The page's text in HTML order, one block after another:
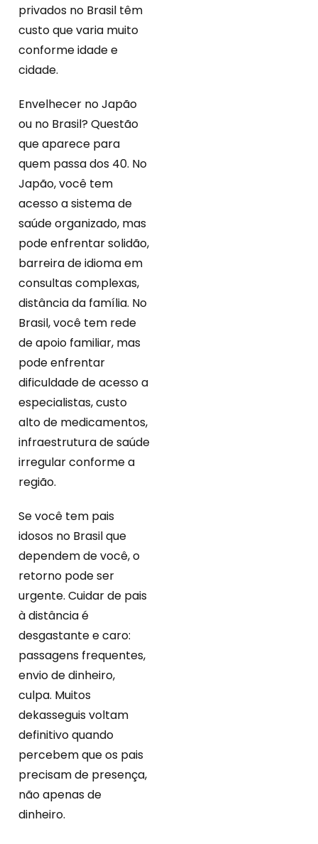
privados no Brasil têm
custo que varia muito
conforme idade e
cidade.
Envelhecer no Japão
ou no Brasil? Questão
que aparece para
quem passa dos 40. No
Japão, você tem
acesso a sistema de
saúde organizado, mas
pode enfrentar solidão,
barreira de idioma em
consultas complexas,
distância da família. No
Brasil, você tem rede
de apoio familiar, mas
pode enfrentar
dificuldade de acesso a
especialistas, custo
alto de medicamentos,
infraestrutura de saúde
irregular conforme a
região.
Se você tem pais
idosos no Brasil que
dependem de você, o
retorno pode ser
urgente. Cuidar de pais
à distância é
desgastante e caro:
passagens frequentes,
envio de dinheiro,
culpa. Muitos
dekasseguis voltam
definitivo quando
percebem que os pais
precisam de presença,
não apenas de
dinheiro.